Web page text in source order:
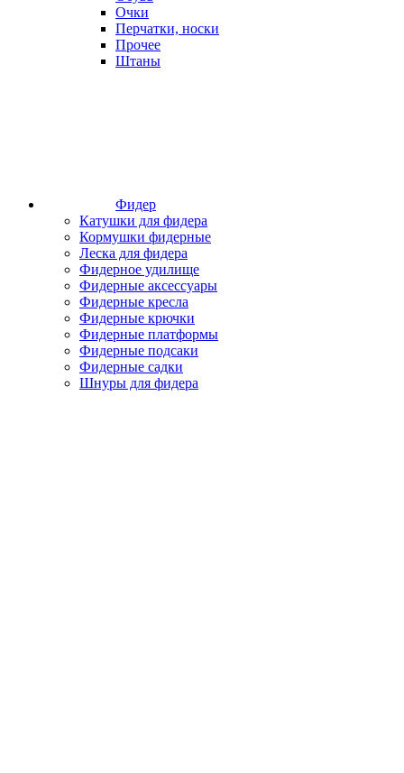
Очки
Перчатки, носки
Прочее
Штаны
Фидер
Катушки для фидера
Кормушки фидерные
Леска для фидера
Фидерное удилище
Фидерные аксессуары
Фидерные кресла
Фидерные крючки
Фидерные платформы
Фидерные подсаки
Фидерные садки
Шнуры для фидера